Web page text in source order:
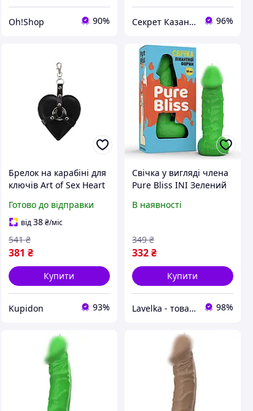
Oh!Shop 90% Cекрет Казанови 96%
Брелок на карабіні для
ключів Art of Sex Heart
Універсальний ( SX2248
)
Готово до відправки
від38 ₴/міс
381 ₴
541 ₴
Купити
Kupidon 93%
Свічка у вигляді члена
Pure Bliss INI Зелений
В наявності
332₴
349 ₴
Купити
Lavelka - товари для задоволення 98%